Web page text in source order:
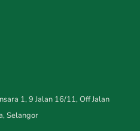
1, 9 Jalan 16/11, Off Jalan
Selangor